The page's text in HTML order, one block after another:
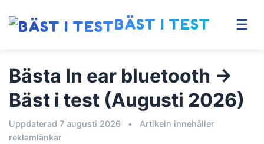
BÄST I TEST ☰
Bästa In ear bluetooth →
Bäst i test (Augusti 2026)
Uppdaterad 7 augusti 2026 •
Artikeln innehåller
reklamlänkar